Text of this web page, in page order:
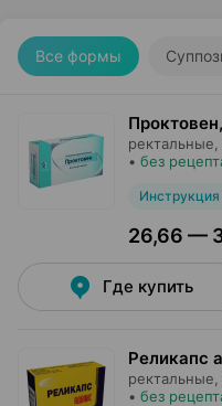
Все формы
ректальные,
• без
Инструкция
26,66 —
Где купить
Реликапс
ректальные,
• без